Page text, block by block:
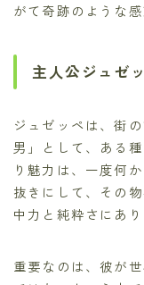
がて奇跡のような
主人公ジュゼ
ジュゼッペは、街
男」として、ある
り魅力は、一度何
抜きにして、その
中力と純粋さにあり
重要なのは、彼が